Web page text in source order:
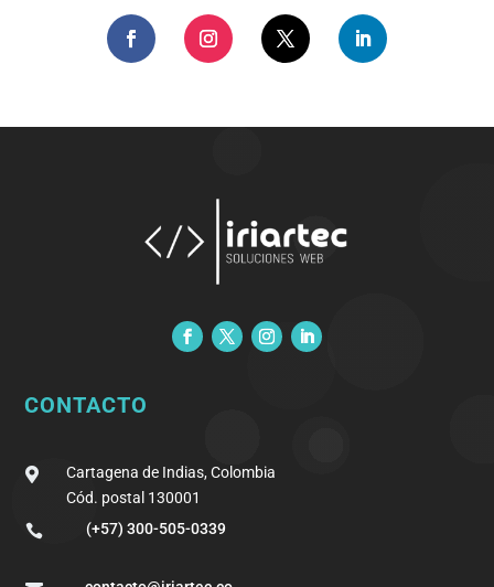
CONTACTO

Cartagena de Indias, Colombia
Cód. postal 130001

(+57) 300-505-0339